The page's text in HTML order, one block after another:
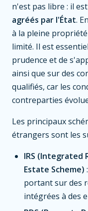
n'est pas libre : il est
agréés par l'État.
à la pleine
limité. Il est
prudence et de
ainsi que sur des
qualifiés, car les
contreparties
Les principaux
étrangers sont les
IRS (Integrated
Estate Scheme)
portant sur des
intégrées à des